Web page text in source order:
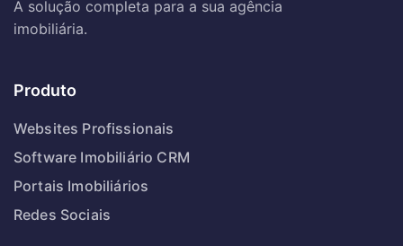
A solução completa para a sua agência
imobiliária.
Produto
Websites Profissionais
Software Imobiliário CRM
Portais Imobiliários
Redes Sociais